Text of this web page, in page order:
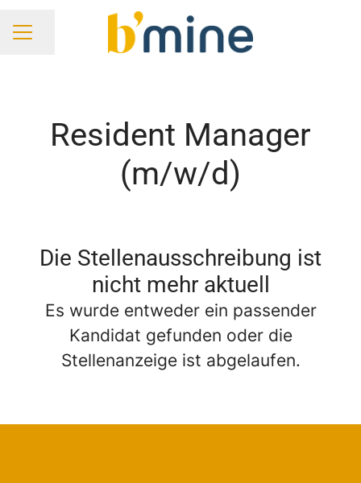
KARRIEREMENÜ
Seite teilen
Resident Manager
(m/w/d)
Die Stellenausschreibung ist
nicht mehr aktuell
Es wurde entweder ein passender
Kandidat gefunden oder die
Stellenanzeige ist abgelaufen.